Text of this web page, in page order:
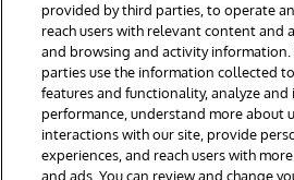
twitter youtubefacebook
© 1996-2022 InterSystems Corporation,
direitos reservados.
Avisos/Termos & Condições
provided by third parties, to operate
reach users with relevant content and
and browsing and activity information.
parties use the information collected
features and functionality, analyze and
performance, understand more about
interactions with our site, provide
experiences, and reach users with
and ads. You can review and change